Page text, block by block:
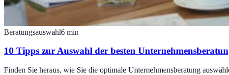
Beratungsauswahl6 min
10 Tipps zur Auswahl der besten
Finden Sie heraus, wie Sie die optimale Unternehmensberatung